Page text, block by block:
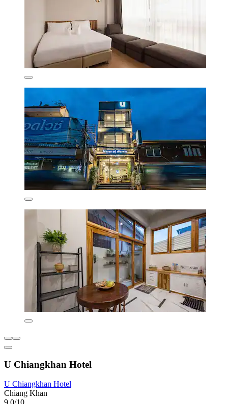
U Chiangkhan Hotel
U Chiangkhan Hotel
Chiang Khan